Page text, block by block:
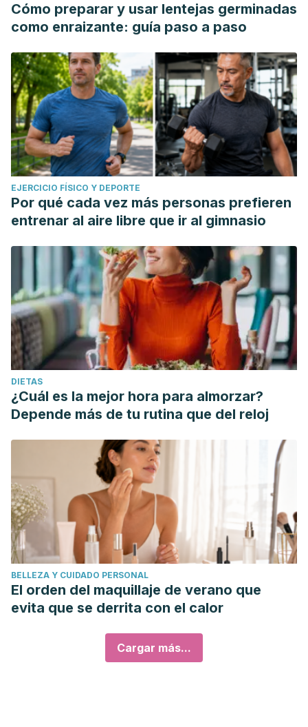
Cómo preparar y usar lentejas germinadas
como enraizante: guía paso a paso
EJERCICIO FÍSICO Y DEPORTE
Por qué cada vez más personas prefieren
entrenar al aire libre que ir al gimnasio
DIETAS
¿Cuál es la mejor hora para almorzar?
Depende más de tu rutina que del reloj
BELLEZA Y CUIDADO PERSONAL
El orden del maquillaje de verano que
evita que se derrita con el calor
Cargar más...